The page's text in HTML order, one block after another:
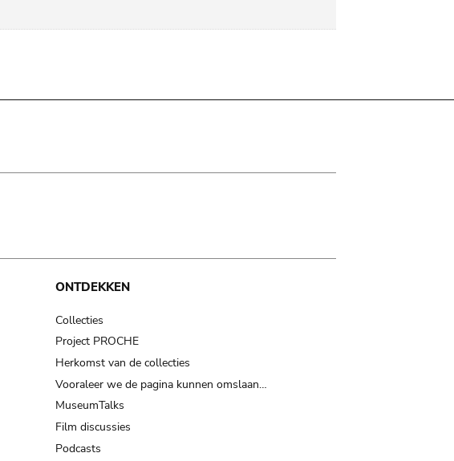
ONTDEKKEN
Collecties
Project PROCHE
Herkomst van de collecties
Vooraleer we de pagina kunnen omslaan…
MuseumTalks
Film discussies
Podcasts